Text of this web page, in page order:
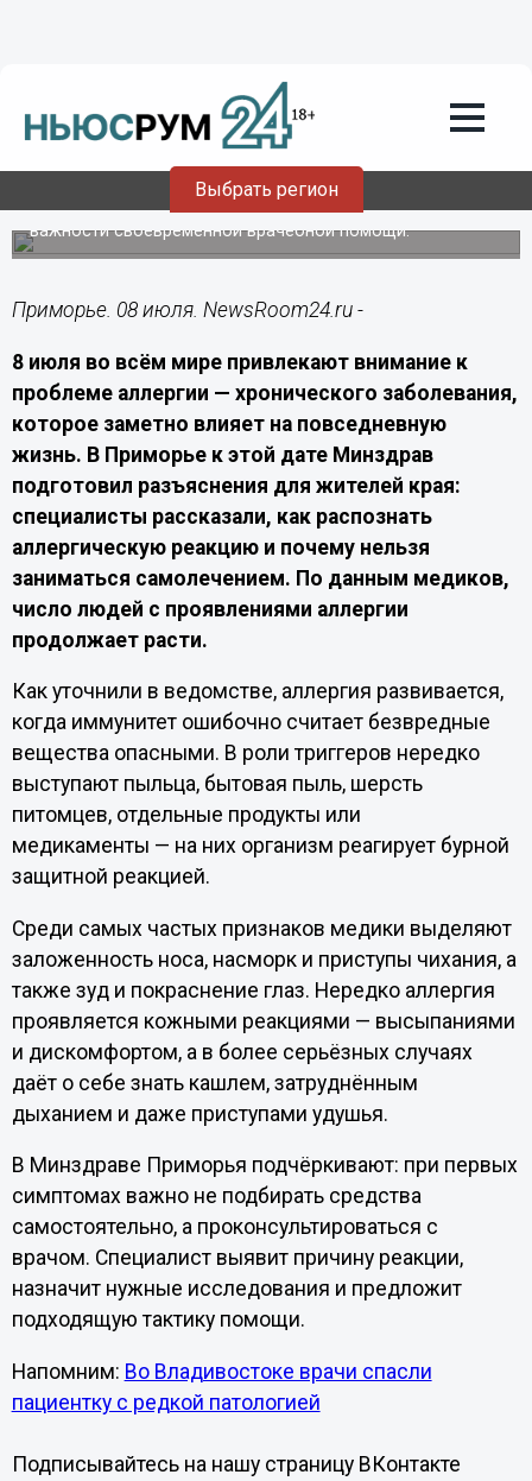
Выбрать регион
Минздрав Приморья: 8 июля
отмечается Всемирный день борьбы с
аллергией
Минздрав Приморья напомнил о симптомах аллергии и
важности своевременной врачебной помощи.
Приморье. 08 июля. NewsRoom24.ru -
8 июля во всём мире привлекают внимание к
проблеме аллергии — хронического заболевания,
которое заметно влияет на повседневную
жизнь. В Приморье к этой дате Минздрав
подготовил разъяснения для жителей края:
специалисты рассказали, как распознать
аллергическую реакцию и почему нельзя
заниматься самолечением. По данным медиков,
число людей с проявлениями аллергии
продолжает расти.
Как уточнили в ведомстве, аллергия развивается,
когда иммунитет ошибочно считает безвредные
вещества опасными. В роли триггеров нередко
выступают пыльца, бытовая пыль, шерсть
питомцев, отдельные продукты или
медикаменты — на них организм реагирует бурной
защитной реакцией.
Среди самых частых признаков медики выделяют
заложенность носа, насморк и приступы чихания, а
также зуд и покраснение глаз. Нередко аллергия
проявляется кожными реакциями — высыпаниями
и дискомфортом, а в более серьёзных случаях
даёт о себе знать кашлем, затруднённым
дыханием и даже приступами удушья.
В Минздраве Приморья подчёркивают: при первых
симптомах важно не подбирать средства
самостоятельно, а проконсультироваться с
врачом. Специалист выявит причину реакции,
назначит нужные исследования и предложит
подходящую тактику помощи.
Напомним: Во Владивостоке врачи спасли
пациентку с редкой патологией
Подписывайтесь на нашу страницу ВКонтакте